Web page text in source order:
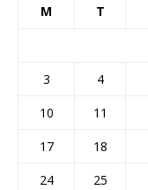
M T
3
4
10
11
17
18
24
25